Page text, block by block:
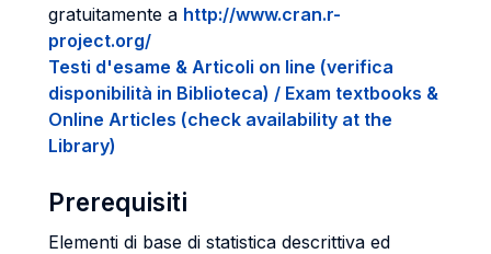
gratuitamente a http://www.cran.r-
project.org/
Testi d'esame & Articoli on line (verifica
disponibilità in Biblioteca) / Exam textbooks &
Online Articles (check availability at the
Library)
Prerequisiti
Elementi di base di statistica descrittiva ed